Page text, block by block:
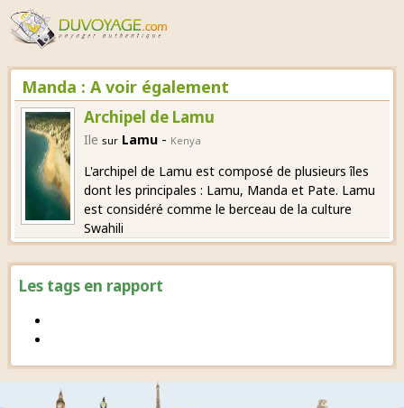
Les tags en rapport
Manda : A voir également
Archipel de Lamu
Ile sur Lamu- Kenya
L'archipel de Lamu est composé de plusieurs îles
dont les principales : Lamu, Manda et Pate. Lamu
est considéré comme le berceau de la culture
Swahili